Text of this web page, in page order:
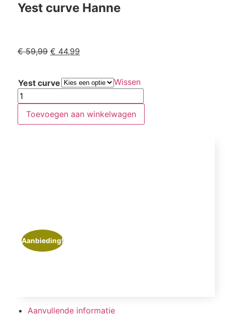
Yest curve Hanne
€59,99 € 44,99
Yest curve Wissen
Toevoegen aan winkelwagen
Aanbieding!
Aanvullende informatie